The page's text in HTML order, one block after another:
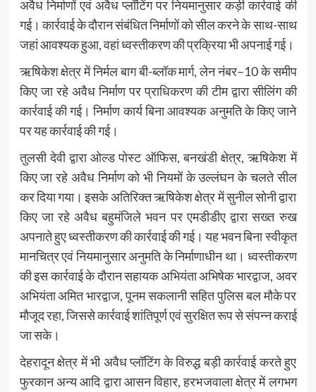
अवैध निर्माणों एवं अवैध प्लॉटिंग पर नियमानुसार कड़ी कार्रवाई की
गई। कार्रवाई के दौरान संबंधित निर्माणों को सील करने के साथ-साथ
जहां आवश्यक हुआ, वहां ध्वस्तीकरण की प्रक्रिया भी अपनाई गई।
ऋषिकेश क्षेत्र में निर्मल बाग बी-ब्लॉक मार्ग, लेन नंबर–10 के समीप
किए जा रहे अवैध निर्माण पर प्राधिकरण की टीम द्वारा सीलिंग की
कार्रवाई की गई। निर्माण कार्य बिना आवश्यक अनुमति के किए जाने
पर यह कार्रवाई की गई।
तुलसी देवी द्वारा ओल्ड पोस्ट ऑफिस, बनखंडी क्षेत्र, ऋषिकेश में
किए जा रहे अवैध निर्माण को भी नियमों के उल्लंघन के चलते सील
कर दिया गया। इसके अतिरिक्त ऋषिकेश क्षेत्र में सुनील सोनी द्वारा
किए जा रहे अवैध बहुमंजिले भवन पर एमडीडीए द्वारा सख्त रुख
अपनाते हुए ध्वस्तीकरण की कार्रवाई की गई। यह भवन बिना स्वीकृत
मानचित्र एवं नियमानुसार अनुमति के निर्माणाधीन था। ध्वस्तीकरण
की इस कार्रवाई के दौरान सहायक अभियंता अभिषेक भारद्वाज, अवर
अभियंता अमित भारद्वाज, पूनम सकलानी सहित पुलिस बल मौके पर
मौजूद रहा, जिससे कार्रवाई शांतिपूर्ण एवं सुरक्षित रूप से संपन्न कराई
जा सके।
देहरादून क्षेत्र में भी अवैध प्लॉटिंग के विरुद्ध बड़ी कार्रवाई करते हुए
फुरकान अन्य आदि द्वारा आसन विहार, हरभजवाला क्षेत्र में लगभग